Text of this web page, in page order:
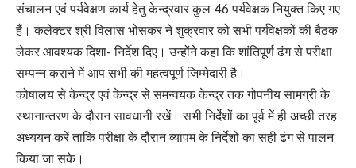
संचालन एवं पर्यवेक्षण कार्य हेतु केन्द्रवार कुल 46 पर्यवेक्षक नियुक्त किए गए
हैं। कलेक्टर श्री विलास भोसकर ने शुक्रवार को सभी पर्यवेक्षकों की बैठक
लेकर आवश्यक दिशा- निर्देश दिए। उन्होंने कहा कि शांतिपूर्ण ढंग से परीक्षा
सम्पन्न कराने में आप सभी की महत्वपूर्ण जिम्मेदारी है।
कोषालय से केन्द्र एवं केन्द्र से समन्वयक केन्द्र तक गोपनीय सामग्री के
स्थानान्तरण के दौरान सावधानी रखें। सभी निर्देशों का पूर्व में ही अच्छी तरह
अध्ययन करें ताकि परीक्षा के दौरान व्यापम के निर्देशों का सही ढंग से पालन
किया जा सके।